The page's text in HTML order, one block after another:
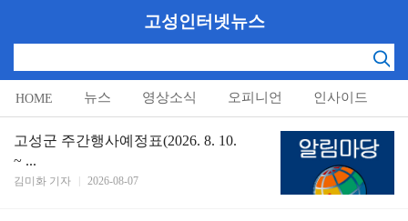
고성인터넷뉴스
HOME 뉴스 영상소식 오피니언 인사이드
알림마당
고성군 주간행사예정표(2026. 8. 10.
~ ...
김미화 기자 2026-08-07